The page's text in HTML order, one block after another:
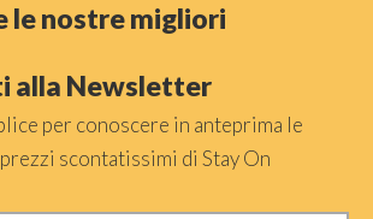
le nostre migliori
alla Newsletter
per conoscere in anteprima le
scontatissimi di Stay On